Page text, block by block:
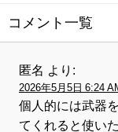
コメント一覧
匿名 より:
2026年5月5日 6:24
個人的には武器
てくれると使い